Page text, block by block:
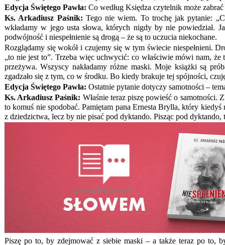
Edycja Świętego Pawła: Co według Księdza czytelnik może
Ks. Arkadiusz Paśnik: Tego nie wiem. To trochę jak pytanie:
wkładamy w jego usta słowa, których nigdy by nie powiedział.
podwójność i niespełnienie są drogą – że są to uczucia niekochane.
Rozglądamy się wokół i czujemy się w tym świecie niespełnieni.
„to nie jest to”. Trzeba więc uchwycić: co właściwie mówi nam,
przeżywa. Wszyscy nakładamy różne maski. Moje książki są
zgadzało się z tym, co w środku. Bo kiedy brakuje tej spójności,
Edycja Świętego Pawła: Ostatnie pytanie dotyczy samotności –
Ks. Arkadiusz Paśnik: Właśnie teraz piszę powieść o samotności.
to komuś nie spodobać. Pamiętam pana Ernesta Brylla, który
z dziedzictwa, lecz by nie pisać pod dyktando. Pisząc pod
Piszę po to, by zdejmować z siebie maski – a także teraz po to,